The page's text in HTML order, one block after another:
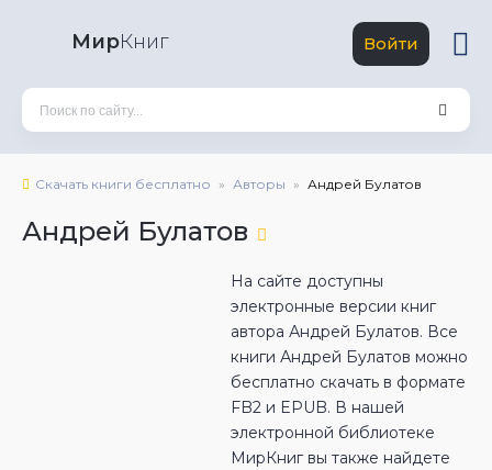
МирКниг Войти
Скачать книги бесплатно Авторы Андрей Булатов
Андрей Булатов
На сайте доступны
электронные версии книг
автора Андрей Булатов. Все
книги Андрей Булатов можно
бесплатно скачать в формате
FB2 и EPUB. В нашей
электронной библиотеке
МирКниг вы также найдете